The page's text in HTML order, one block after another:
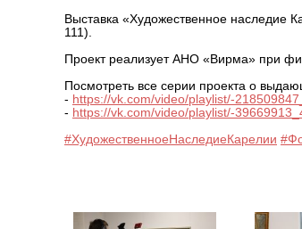
Выставка «Художественное наследие
111).
Проект реализует АНО «Вирма» при
Посмотреть все серии проекта о
- https://vk.com/video/playlist/-
- https://vk.com/video/playlist/-
#ХудожественноеНаследиеКарелии